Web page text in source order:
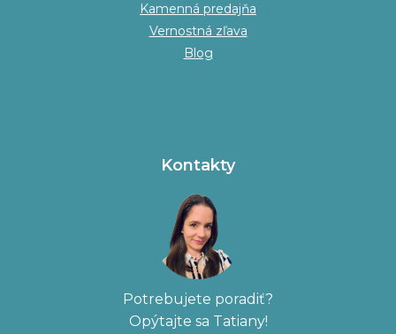
Kamenná predajňa
Vernostná zľava
Blog
Kontakty
Potrebujete poradiť?
Opýtajte sa Tatiany!